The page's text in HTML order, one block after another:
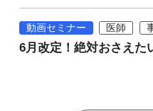
動画セミナー 医師
6月改定！絶対おさえた